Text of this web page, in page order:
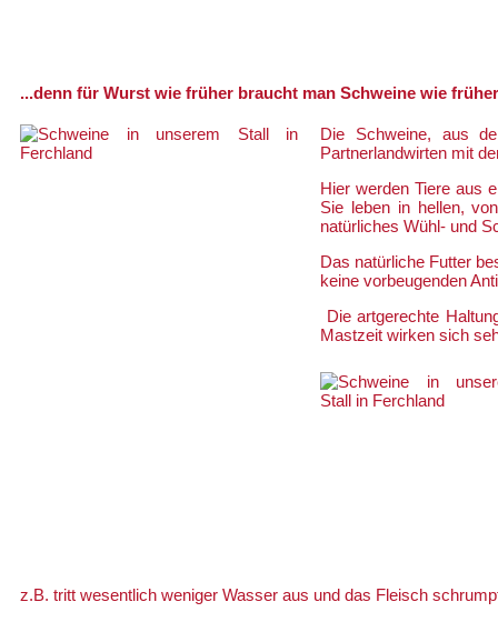
...denn für Wurst wie früher braucht man Schweine wie
Die Schweine, aus
Partnerlandwirten mit
Hier werden Tiere aus
Sie leben in hellen,
natürliches Wühl- und
Das natürliche Futter
keine vorbeugenden
Die artgerechte
Mastzeit wirken sich
z.B. tritt wesentlich weniger Wasser aus und das Fleisch